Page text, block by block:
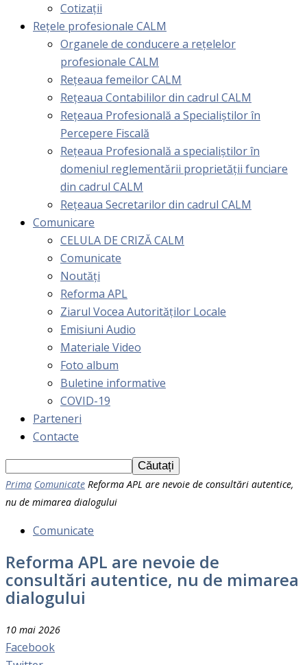
Cotizaţii
Rețele profesionale CALM
Organele de conducere a rețelelor
profesionale CALM
Rețeaua femeilor CALM
Rețeaua Contabililor din cadrul CALM
Rețeaua Profesională a Specialiștilor în
Percepere Fiscală
Reţeaua Profesională a specialiştilor în
domeniul reglementării proprietăţii funciare
din cadrul CALM
Rețeaua Secretarilor din cadrul CALM
Comunicare
CELULA DE CRIZĂ CALM
Comunicate
Noutăți
Reforma APL
Ziarul Vocea Autorităților Locale
Emisiuni Audio
Materiale Video
Foto album
Buletine informative
COVID-19
Parteneri
Contacte
Prima Comunicate Reforma APL are nevoie de consultări autentice,
nu de mimarea dialogului
Comunicate
Reforma APL are nevoie de
consultări autentice, nu de mimarea
dialogului
10 mai 2026
Facebook